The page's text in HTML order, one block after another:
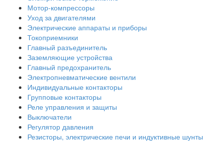
Мотор-компрессоры
Уход за двигателями
Электрические аппараты и приборы
Токоприемники
Главный разъединитель
Заземляющие устройства
Главный предохранитель
Электропневматические вентили
Индивидуальные контакторы
Групповые контакторы
Реле управления и защиты
Выключатели
Регулятор давления
Резисторы, электрические печи и индуктивные шунты